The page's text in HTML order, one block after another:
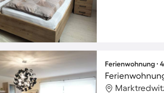
Ferienwohnung ∙